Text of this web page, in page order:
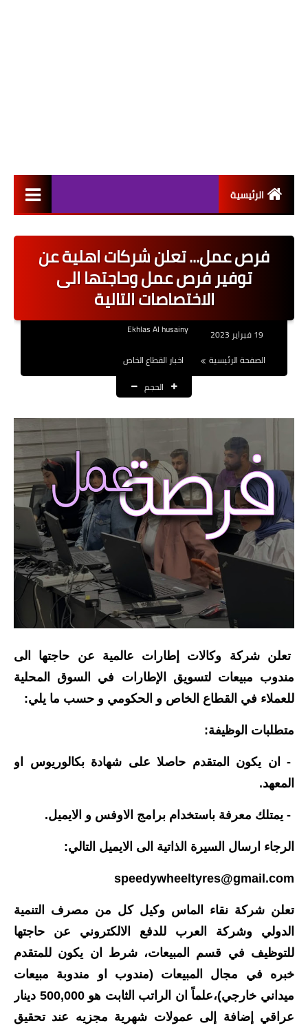
الرئيسية
اخبار القطاع العام
اخبار القطاع الخاص
نتائج التعيينات
العقود والاجور اليومية
الرواتب والقروض
الرواتب
القروض والسلف
المنح المالية
قطع الاراضي
اخبار العراق
الاخبار السياسية
الاخبار الامنية
الاخبار الرياضية
المدارس
نتائج الامتحانات
المرحلة الابتدائية
المرحلة المتوسطة
المرحلة الاعدادية
مرشحات
فرص عمل... تعلن شركات اهلية عن
توفير فرص عمل وحاجتها الى
الاختصاصات التالية
Ekhlas Al husainy
الصفحة الرئيسية
اخبار القطاع الخاص
الحجم
تعلن شركة وكالات إطارات عالمية عن حاجتها الى
مندوب مبيعات لتسويق الإطارات في السوق المحلية
للعملاء في القطاع الخاص و الحكومي و حسب ما يلي:
متطلبات الوظيفة:
- ان يكون المتقدم حاصلا على شهادة بكالوريوس او
المعهد.
- يمتلك معرفة باستخدام برامج الاوفس و الايميل.
الرجاء ارسال السيرة الذاتية الى الايميل التالي:
speedywheeltyres@gmail.com
تعلن شركة نقاء الماس وكيل كل من مصرف التنمية
الدولي وشركة العرب للدفع الالكتروني عن حاجتها
للتوظيف في قسم المبيعات، شرط ان يكون للمتقدم
خبره في مجال المبيعات (مندوب او مندوبة مبيعات
ميداني خارجي)،علماً ان الراتب الثابت هو 500,000 دينار
عراقي إضافة إلى عمولات شهرية مجزيه عند تحقيق